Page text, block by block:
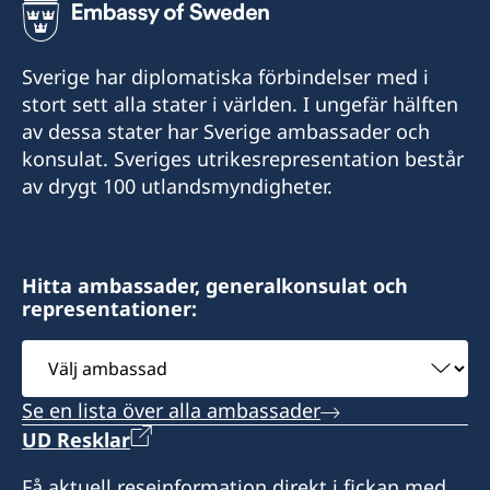
Sverige har diplomatiska förbindelser med i
stort sett alla stater i världen. I ungefär hälften
av dessa stater har Sverige ambassader och
konsulat. Sveriges utrikesrepresentation består
av drygt 100 utlandsmyndigheter.
Hitta ambassader, generalkonsulat och
representationer:
Välj
ambassad
Se en lista över alla ambassader
UD Resklar